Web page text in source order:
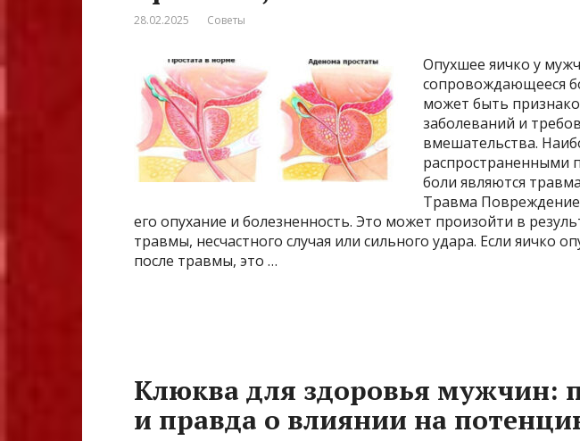
28.02.2025 Советы
Опухшее яичко у
сопровождающееся
может быть
заболеваний и
вмешательства.
распространенными
боли являются
Травма
его опухание и болезненность. Это может произойти в
травмы, несчастного случая или сильного удара. Если яичко
после травмы, это …
Клюква для здоровья мужчин:
и правда о влиянии на